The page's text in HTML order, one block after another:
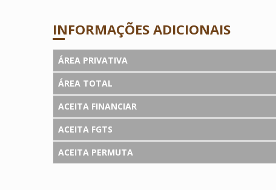
INFORMAÇÕES ADICIONAIS
ÁREA PRIVATIVA
ÁREA TOTAL
ACEITA FINANCIAR
ACEITA FGTS
ACEITA PERMUTA